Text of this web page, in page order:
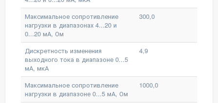
Максимальное сопротивление
нагрузки в диапазонах 4...20 и
0...20 мА, Ом
300,0
Дискретность изменения
выходного тока в диапазоне 0...5
мА, мкА
4,9
Максимальное сопротивление
нагрузки в диапазоне 0...5 мА, Ом
1000,0